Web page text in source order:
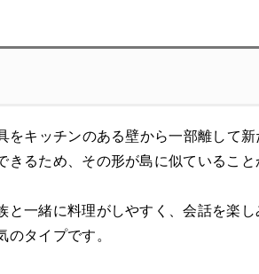
キッチンのある壁から一部離して
るため、その形が島に似ているこ
一緒に料理がしやすく、会話を楽
タイプです。